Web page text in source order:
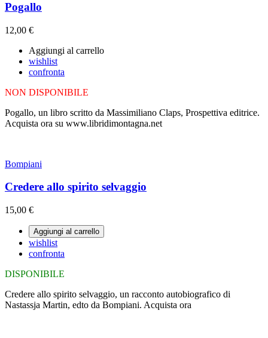
Pogallo
12,00 €
Aggiungi al carrello
wishlist
confronta
NON DISPONIBILE
Pogallo, un libro scritto da Massimiliano Claps, Prospettiva editrice.
Acquista ora su www.libridimontagna.net
Bompiani
Credere allo spirito selvaggio
15,00 €
Aggiungi al carrello
wishlist
confronta
DISPONIBILE
Credere allo spirito selvaggio, un racconto autobiografico di
Nastassja Martin, edto da Bompiani. Acquista ora